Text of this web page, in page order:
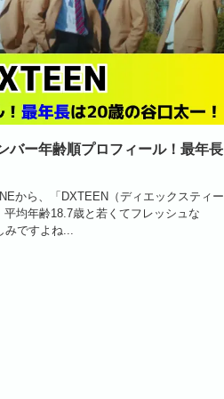
バー年齢順プロフィール！最年長
から、「DXTEEN（ディエックスティー
均年齢18.7歳と若くてフレッシュな
ですよね...